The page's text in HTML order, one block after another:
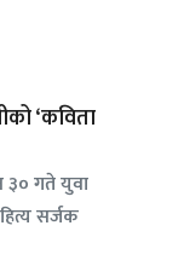
‘कविता
३० गते युवा
सर्जक